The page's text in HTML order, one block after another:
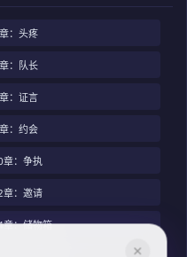
：头疼
：队长
：证言
：约会
章：争执
章：邀请
章：储物箱
✕